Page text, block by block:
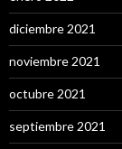
diciembre 2021
noviembre 2021
octubre 2021
septiembre 2021